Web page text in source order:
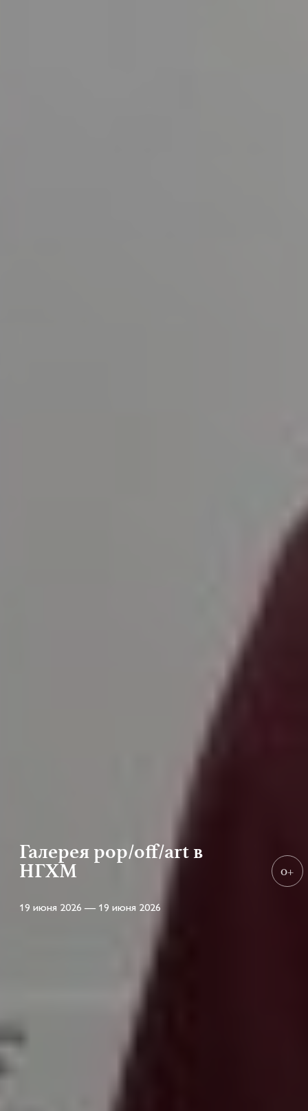
Галерея pop/off/art в
НГХМ
19 июня 2026 — 19 июня 2026
0+